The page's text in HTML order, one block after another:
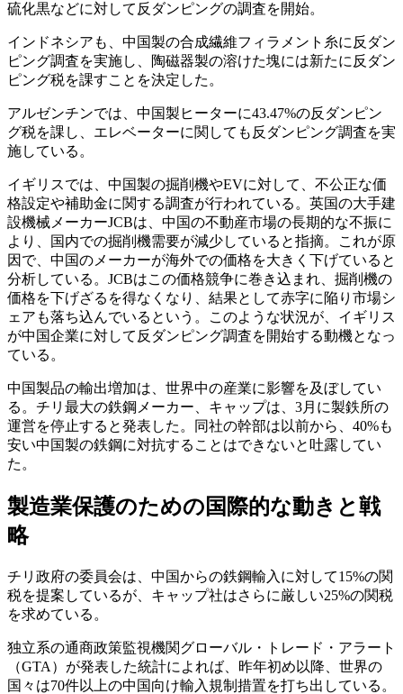
硫化黒などに対して反ダンピングの調査を開始。
インドネシアも、中国製の合成繊維フィラメント糸に反ダン
ピング調査を実施し、陶磁器製の溶けた塊には新たに反ダン
ピング税を課すことを決定した。
アルゼンチンでは、中国製ヒーターに43.47%の反ダンピン
グ税を課し、エレベーターに関しても反ダンピング調査を実
施している。
イギリスでは、中国製の掘削機やEVに対して、不公正な価
格設定や補助金に関する調査が行われている。英国の大手建
設機械メーカーJCBは、中国の不動産市場の長期的な不振に
より、国内での掘削機需要が減少していると指摘。これが原
因で、中国のメーカーが海外での価格を大きく下げていると
分析している。JCBはこの価格競争に巻き込まれ、掘削機の
価格を下げざるを得なくなり、結果として赤字に陥り市場シ
ェアも落ち込んでいるという。このような状況が、イギリス
が中国企業に対して反ダンピング調査を開始する動機となっ
ている。
中国製品の輸出増加は、世界中の産業に影響を及ぼしてい
る。チリ最大の鉄鋼メーカー、キャップは、3月に製鉄所の
運営を停止すると発表した。同社の幹部は以前から、40%も
安い中国製の鉄鋼に対抗することはできないと吐露してい
た。
製造業保護のための国際的な動きと戦
略
チリ政府の委員会は、中国からの鉄鋼輸入に対して15%の関
税を提案しているが、キャップ社はさらに厳しい25%の関税
を求めている。
独立系の通商政策監視機関グローバル・トレード・アラート
（GTA）が発表した統計によれば、昨年初め以降、世界の
国々は70件以上の中国向け輸入規制措置を打ち出している。